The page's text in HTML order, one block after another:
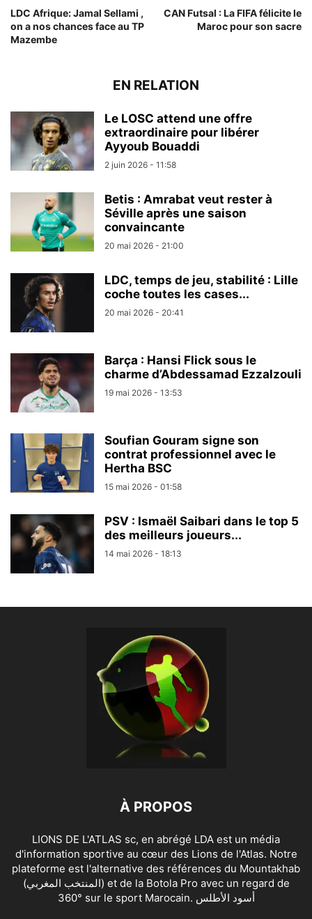
LDC Afrique: Jamal Sellami ,
on a nos chances face au TP
Mazembe
CAN Futsal : La FIFA félicite le
Maroc pour son sacre
EN RELATION
Le LOSC attend une offre
extraordinaire pour libérer
Ayyoub Bouaddi
2 juin 2026 - 11:58
Betis : Amrabat veut rester à
Séville après une saison
convaincante
20 mai 2026 - 21:00
LDC, temps de jeu, stabilité : Lille
coche toutes les cases...
20 mai 2026 - 20:41
Barça : Hansi Flick sous le
charme d’Abdessamad Ezzalzouli
19 mai 2026 - 13:53
Soufian Gouram signe son
contrat professionnel avec le
Hertha BSC
15 mai 2026 - 01:58
PSV : Ismaël Saibari dans le top 5
des meilleurs joueurs...
14 mai 2026 - 18:13
À PROPOS
LIONS DE L'ATLAS sc, en abrégé LDA est un média
d'information sportive au cœur des Lions de l'Atlas. Notre
plateforme est l'alternative des références du Mountakhab
(المنتخب المغربي) et de la Botola Pro avec un regard de
360° sur le sport Marocain. أسود الأطلس